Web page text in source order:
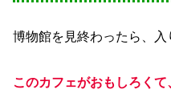
博物館を見終わったら、入
このカフェがおもしろくて